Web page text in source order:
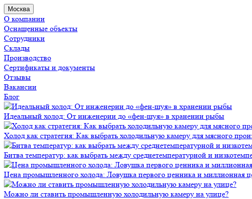
Москва
О компании
Оснащенные объекты
Сотрудники
Склады
Производство
Сертификаты и документы
Отзывы
Вакансии
Блог
Идеальный холод: От инженерии до «фен-шуя» в хранении рыбы
Холод как стратегия: Как выбрать холодильную камеру для мясного
Битва температур: как выбрать между среднетемпературной и
Цена промышленного холода: Ловушка первого ценника и миллионная
Можно ли ставить промышленную холодильную камеру на улице?